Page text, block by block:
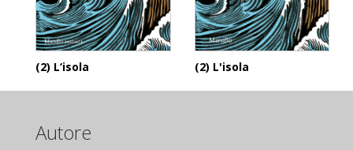
(2) L‘isola (2) L'isola
Autore